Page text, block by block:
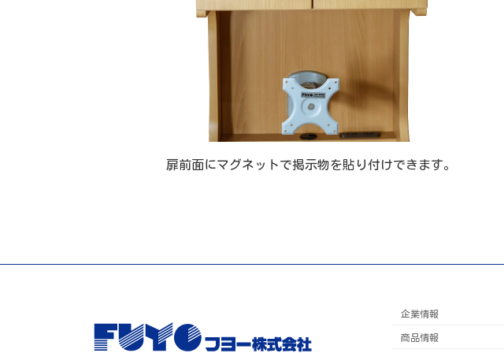
扉前面にマグネットで掲示物を貼り付けできます。
企業情報
商品情報